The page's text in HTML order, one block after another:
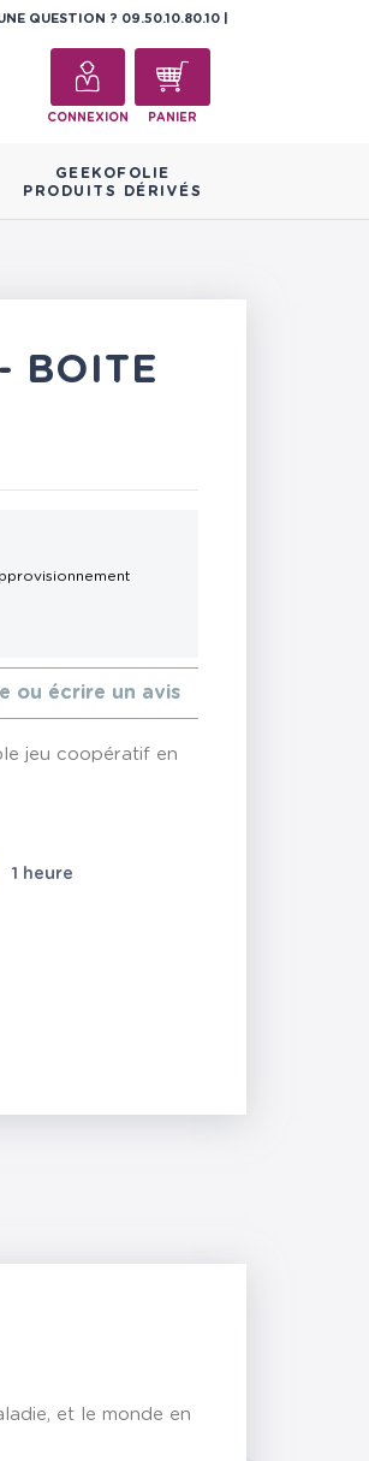
QUESTION ? 09.50.10.80.10
CONNEXION PANIER
GEEKOFOLIE
PRODUITS DÉRIVÉS
BOITE
ou écrire un avis
jeu coopératif en
1 heure
et le monde en